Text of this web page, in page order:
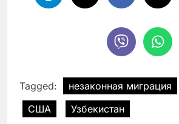
Tagged: незаконная миграция
США
Узбекистан